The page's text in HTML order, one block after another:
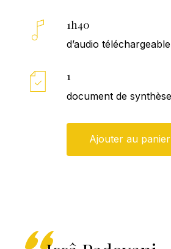
1h40
d’audio téléchargeable
1
document de
Ajouter au panier